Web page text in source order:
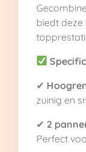
biedt deze
✔
zuinig en
✔ 2
Perfect